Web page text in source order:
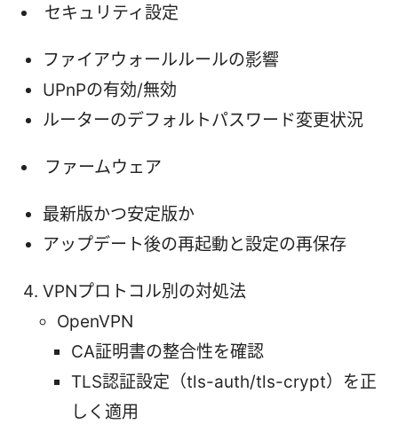
セキュリティ設定
ファイアウォールルールの影響
UPnPの有効/無効
ルーターのデフォルトパスワード変更状況
ファームウェア
最新版かつ安定版か
アップデート後の再起動と設定の再保存
VPNプロトコル別の対処法
OpenVPN
CA証明書の整合性を確認
TLS認証設定（tls-auth/tls-crypt）を正
しく適用